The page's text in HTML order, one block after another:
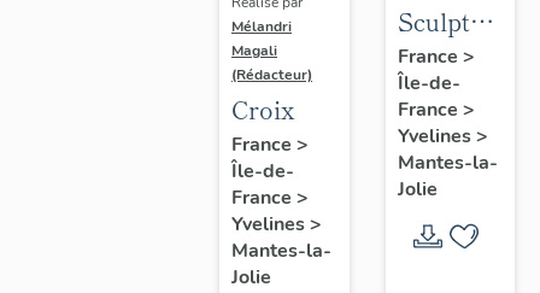
Mélandri
Magali
(Rédacteur)
Croix
France >
Île-de-
France >
Yvelines>
Mantes-la-
Jolie
Sculpture
: la
Ronde
France >
Île-de-
France >
Yvelines>
Mantes-la-
Jolie